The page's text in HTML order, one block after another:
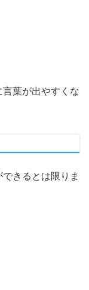
葉が出やすくな
きるとは限りま